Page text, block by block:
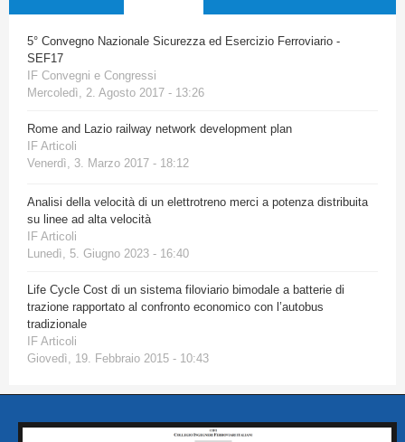
5° Convegno Nazionale Sicurezza ed Esercizio Ferroviario -
SEF17
IF Convegni e Congressi
Mercoledì, 2. Agosto 2017 - 13:26
Rome and Lazio railway network development plan
IF Articoli
Venerdì, 3. Marzo 2017 - 18:12
Analisi della velocità di un elettrotreno merci a potenza distribuita
su linee ad alta velocità
IF Articoli
Lunedì, 5. Giugno 2023 - 16:40
Life Cycle Cost di un sistema filoviario bimodale a batterie di
trazione rapportato al confronto economico con l’autobus
tradizionale
IF Articoli
Giovedì, 19. Febbraio 2015 - 10:43